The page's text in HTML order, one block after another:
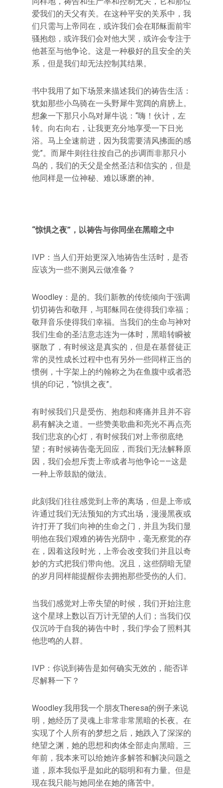
爱我们的天父有关。在这种平安的关系中，我
们只需与上帝同在，或许我们会在耶稣面前牢
骚抱怨，或许我们会对他大哭，或许会专注于
他甚至与他争论。这是一种极好的且安全的关
系，但是我们却无法控制其结果。
书中我用了如下场景来描述我们的祷告生活：
犹如那些小鸟骑在一头野犀牛宽阔的肩膀上。
想象一下那只小鸟对犀牛说：“嗨！伙计，左
转。向右向右，让我更充分地享受一下日光
浴。马上全速前进，因为我需要清风拂面的感
觉”。而犀牛则往往按自己的步调而非那只小
鸟的，我们的天父是全然圣洁和信实的，但是
他同样是一位神秘、难以琢磨的神。
“惊惧之夜”，以祷告与你同坐在黑暗之中
IVP：当人们开始更深入地祷告生活时，是否
应该为一些不测风云做准备？
Woodley：是的。我们新教的传统倾向于强调
切切祷告和敬拜，与耶稣同在使得我们幸福；
敬拜音乐使得我们幸福。当我们的生命与神对
我们生命的圣洁意志连为一体时，黑暗转瞬被
驱散了，有时候这是真实的，但是在基督徒正
常的灵性成长过程中也有另外一些同样正当的
惯例，十字架上的约翰称之为在鱼腹中或者恐
惧的印记，“惊惧之夜”。
有时候我们只是受伤、抱怨和疼痛并且并不容
易有解决之道。一些赞美歌曲和亮光不再点亮
我们悲哀的心灯，有时候我们对上帝彻底绝
望；有时候祷告毫无回应，而我们无法解释原
因，我们会想斥责上帝或者与他争论——这是
一种上帝鼓励的做法。
此刻我们往往感觉到上帝的离场，但是上帝或
许通过我们无法预知的方式出场，漫漫黑夜或
许打开了我们向神的生命之门，并且为我们显
明他在我们艰难的祷告光阴中，毫无察觉的存
在，因着这段时光，上帝会改变我们并且以奇
妙的方式把我们带向他。况且，这些阴暗无望
的岁月同样能提醒你去拥抱那些受伤的人们。
当我们感觉对上帝失望的时候，我们开始注意
这个星球上数以百万计无望的人们；当我们仅
仅沉吟于自我的祷告中时，我们学会了照料其
他悲鸣的人群。
IVP：你说到祷告是如何确实无效的，能否详
尽解释一下？
Woodley:我用我一个朋友Theresa的例子来说
明，她经历了灵魂上非常非常黑暗的长夜。在
实现了个人所有的梦想之后，她跌入了深深的
绝望之渊，她的思想和肉体全部走向黑暗。三
年前，我本来可以给她许多解答和解决问题之
道，原本我似乎是如此的聪明和有力量。但是
现在我只能与她同坐在她的痛苦中。